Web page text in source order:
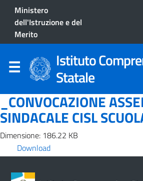
Ministero
dell'Istruzione e del
Merito
Istituto
Statale
_CONVOCAZIONE
SINDACALE CISL
Dimensione: 186.22 KB
Download